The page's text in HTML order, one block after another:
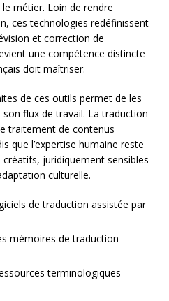
métier. Loin de rendre
ces technologies redéfinissent
et correction de
une compétence distincte
doit maîtriser.
de ces outils permet de les
flux de travail. La traduction
traitement de contenus
que l’expertise humaine reste
juridiquement sensibles
culturelle.
de traduction assistée par
mémoires de traduction
terminologiques